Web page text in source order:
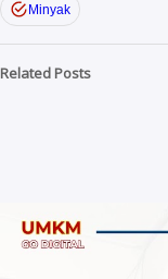
Minyak
Related Posts